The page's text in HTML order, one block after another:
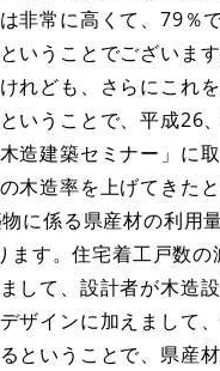
非常に高くて、79％
いうことでございま
れども、さらにこれ
いうことで、平成26
造建築セミナー」に
木造率を上げてきた
に係る県産材の利用
す。住宅着工戸数
して、設計者が木造
ザインに加えまして
ということで、県産